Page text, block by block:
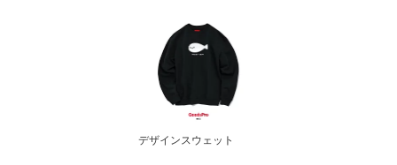
デザインスウェット